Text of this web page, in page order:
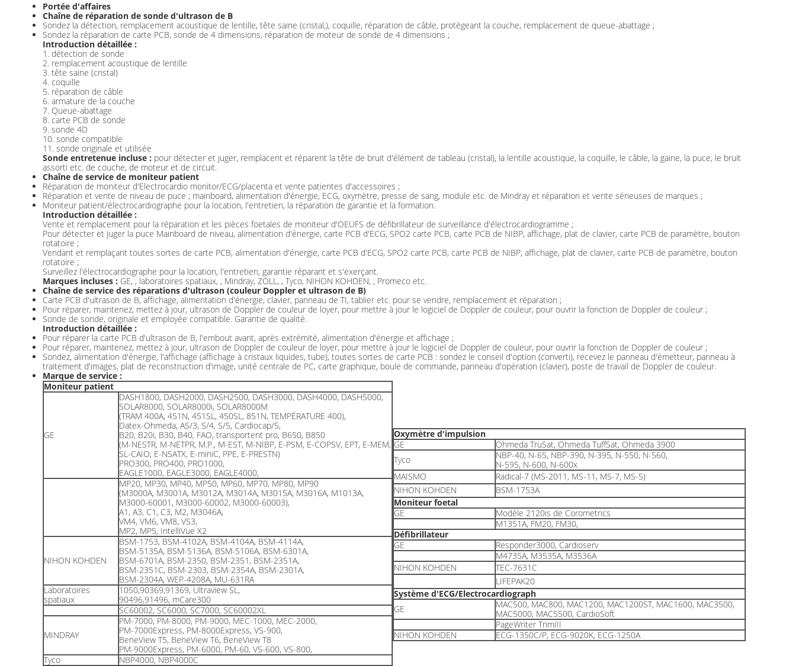
Portée d'affaires
Chaîne de réparation de sonde d'ultrason de B
Sondez la détection, remplacement acoustique de lentille, tête saine (cristal,), coquille, réparation de câble, protégeant la couche, remplacement de queue-abattage ;
Sondez la réparation de carte PCB, sonde de 4 dimensions, réparation de moteur de sonde de 4 dimensions ;
Introduction détaillée :
1. détection de sonde
2. remplacement acoustique de lentille
3. tête saine (cristal)
4. coquille
5. réparation de câble
6. armature de la couche
7. Queue-abattage
8. carte PCB de sonde
9. sonde 4D
10. sonde compatible
11. sonde originale et utilisée
Sonde entretenue incluse : pour détecter et juger, remplacent et réparent la tête de bruit d'élément de tableau (cristal), la lentille acoustique, la coquille, le câble, la gaine, la puce, le bruit
assorti etc. de couche, de moteur et de circuit.
Chaîne de service de moniteur patient
Réparation de moniteur d'Electrocardio monitor/ECG/placenta et vente patientes d'accessoires ;
Réparation et vente de niveau de puce ; mainboard, alimentation d'énergie, ECG, oxymètre, presse de sang, module etc. de Mindray et réparation et vente sérieuses de marques ;
Moniteur patient/électrocardiographe pour la location, l'entretien, la réparation de garantie et la formation.
Introduction détaillée :
Vente et remplacement pour la réparation et les pièces foetales de moniteur d'OEUFS de défibrillateur de surveillance d'électrocardiogramme ;
Pour détecter et juger la puce Mainboard de niveau, alimentation d'énergie, carte PCB d'ECG, SPO2 carte PCB, carte PCB de NIBP, affichage, plat de clavier, carte PCB de paramètre, bouton
rotatoire ;
Vendant et remplaçant toutes sortes de carte PCB, alimentation d'énergie, carte PCB d'ECG, SPO2 carte PCB, carte PCB de NIBP, affichage, plat de clavier, carte PCB de paramètre, bouton
rotatoire ;
Surveillez l'électrocardiographe pour la location, l'entretien, garantie réparant et s'exerçant.
Marques incluses : GE, , laboratoires spatiaux, , Mindray, ZOLL, , Tyco, NIHON KOHDEN, , Promeco etc.
Chaîne de service des réparations d'ultrason (couleur Doppler et ultrason de B)
Carte PCB d'ultrason de B, affichage, alimentation d'énergie, clavier, panneau de TI, tablier etc. pour se vendre, remplacement et réparation ;
Pour réparer, maintenez, mettez à jour, ultrason de Doppler de couleur de loyer, pour mettre à jour le logiciel de Doppler de couleur, pour ouvrir la fonction de Doppler de couleur ;
Sonde de sonde, originale et employée compatible. Garantie de qualité.
Introduction détaillée :
Pour réparer la carte PCB d'ultrason de B, l'embout avant, après extrémité, alimentation d'énergie et affichage ;
Pour réparer, maintenez, mettez à jour, ultrason de Doppler de couleur de loyer, pour mettre à jour le logiciel de Doppler de couleur, pour ouvrir la fonction de Doppler de couleur ;
Sondez, alimentation d'énergie, l'affichage (affichage à cristaux liquides, tube), toutes sortes de carte PCB : sondez le conseil d'option (converti), recevez le panneau d'émetteur, panneau à
traitement d'images, plat de reconstruction d'image, unité centrale de PC, carte graphique, boule de commande, panneau d'opération (clavier), poste de travail de Doppler de couleur.
Marque de service :
Moniteur patient
GE
DASH1800, DASH2000, DASH2500, DASH3000, DASH4000, DASH5000,
SOLAR8000, SOLAR8000i, SOLAR8000M
(TRAM 400A, 451N, 451SL, 450SL, 851N, TEMPÉRATURE 400),
Datex-Ohmeda, AS/3, S/4, S/5, Cardiocap/5,
B20, B20i, B30, B40, FAO, transportent pro, B650, B850
(M-NESTR, M-NETPR, M.P., M-EST, M-NIBP, E-PSM, E-COPSV, EPT, E-MEM,
SL-CAIO, E-NSATX, E-miniC, PPE, E-PRESTN)
PRO300, PRO400, PRO1000,
EAGLE1000, EAGLE3000, EAGLE4000,
MP20, MP30, MP40, MP50, MP60, MP70, MP80, MP90
(M3000A, M3001A, M3012A, M3014A, M3015A, M3016A, M1013A,
M3000-60001, M3000-60002, M3000-60003),
A1, A3, C1, C3, M2, M3046A,
VM4, VM6, VM8, VS3,
MP2, MP5, IntelliVue X2
NIHON KOHDEN
BSM-1753, BSM-4102A, BSM-4104A, BSM-4114A,
BSM-5135A, BSM-5136A, BSM-5106A, BSM-6301A,
BSM-6701A, BSM-2350, BSM-2351, BSM-2351A,
BSM-2351C, BSM-2303, BSM-2354A, BSM-2301A,
BSM-2304A, WEP-4208A, MU-631RA
Laboratoires
spatiaux
1050,90369,91369, Ultraview SL,
90496,91496, mCare300
SC60002, SC6000, SC7000, SC60002XL
MINDRAY
PM-7000, PM-8000, PM-9000, MEC-1000, MEC-2000,
PM-7000Express, PM-8000Express, VS-900,
BeneView T5, BeneView T6, BeneView T8
PM-9000Express, PM-6000, PM-60, VS-600, VS-800,
Tyco
NBP4000, NBP4000C
Oxymètre d'impulsion
GE
Ohmeda TruSat, Ohmeda TuffSat, Ohmeda 3900
Tyco
NBP-40, N-65, NBP-390, N-395, N-550, N-560,
N-595, N-600, N-600x
MAISMO
Radical-7 (MS-2011, MS-11, MS-7, MS-5)
NIHON KOHDEN
BSM-1753A
Moniteur foetal
GE
Modèle 2120is de Corometrics
M1351A, FM20, FM30,
Défibrillateur
GE
Responder3000, Cardioserv
M4735A, M3535A, M3536A
NIHON KOHDEN
TEC-7631C
LIFEPAK20
Système d'ECG/Electrocardiograph
GE
MAC500, MAC800, MAC1200, MAC1200ST, MAC1600, MAC3500,
MAC5000, MAC5500, CardioSoft
PageWriter TrimIII
NIHON KOHDEN
ECG-1350C/P, ECG-9020K, ECG-1250A